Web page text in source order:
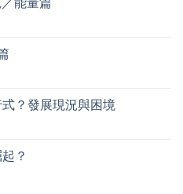
？發展現況與困境
？